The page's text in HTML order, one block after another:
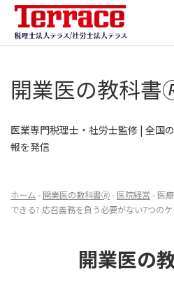
テ
ゲ
開業医の教科
医業専門税理士・社労士監修 | 全国
報を発信
ホーム- 開業医の教科書🄬- 医院経営 - 医
できる? 応召義務を負う必要がない7つのケ
開業医の